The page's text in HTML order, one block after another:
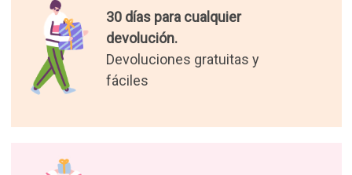
30 días para cualquier
devolución.
Devoluciones gratuitas y
fáciles